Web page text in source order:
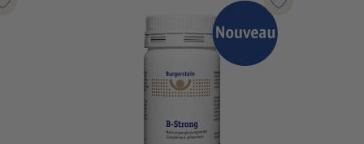
Marqueur le produit Marqueur le